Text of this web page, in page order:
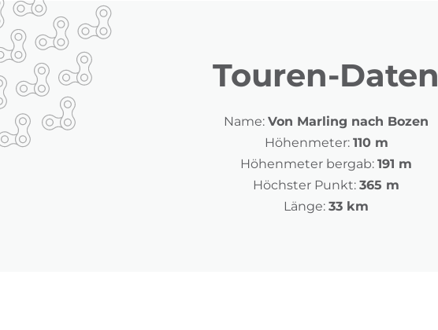
Touren-Daten
Name: Von Marling nach Bozen
Höhenmeter: 110 m
Höhenmeter bergab: 191 m
Höchster Punkt: 365 m
Länge: 33 km